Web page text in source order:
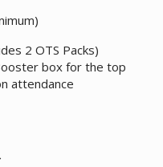
2 OTS Packs)
box for the top
attendance